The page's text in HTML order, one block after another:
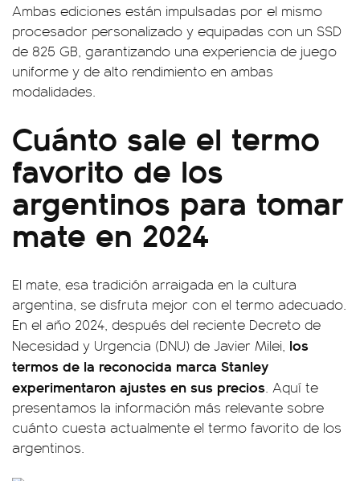
Ambas ediciones están impulsadas por el mismo
procesador personalizado y equipadas con un SSD
de 825 GB, garantizando una experiencia de juego
uniforme y de alto rendimiento en ambas
modalidades.
Cuánto sale el termo
favorito de los
argentinos para tomar
mate en 2024
El mate, esa tradición arraigada en la cultura
argentina, se disfruta mejor con el termo adecuado.
En el año 2024, después del reciente Decreto de
Necesidad y Urgencia (DNU) de Javier Milei, los
termos de la reconocida marca Stanley
experimentaron ajustes en sus precios. Aquí te
presentamos la información más relevante sobre
cuánto cuesta actualmente el termo favorito de los
argentinos.